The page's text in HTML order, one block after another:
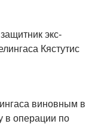
экс-
Кястутис
виновным в
в операции по